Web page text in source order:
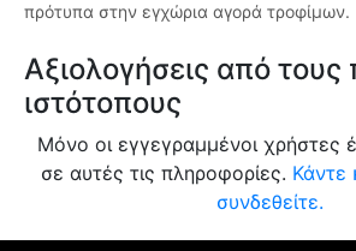
πρότυπα στην εγχώρια αγορά τροφίμων.
Αξιολογήσεις από
ιστότοπους
Μόνο οι εγγεγραμμένοι χρήστες
σε αυτές τις πληροφορίες. Κάντε
συνδεθείτε.